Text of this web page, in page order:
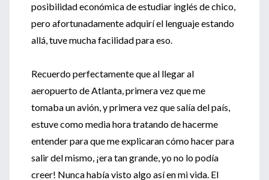
posibilidad económica de estudiar inglés de chico,
pero afortunadamente adquirí el lenguaje estando
allá, tuve mucha facilidad para eso.
Recuerdo perfectamente que al llegar al
aeropuerto de Atlanta, primera vez que me
tomaba un avión, y primera vez que salía del país,
estuve como media hora tratando de hacerme
entender para que me explicaran cómo hacer para
salir del mismo, ¡era tan grande, yo no lo podía
creer! Nunca había visto algo así en mi vida. El